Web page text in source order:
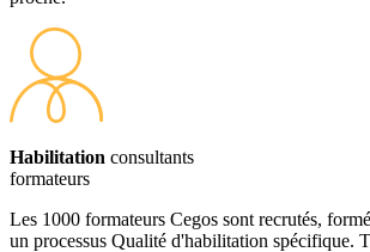
Habilitation consultants
formateurs
Les 1000 formateurs Cegos sont recrutés,
un processus Qualité d'habilitation spécifique.